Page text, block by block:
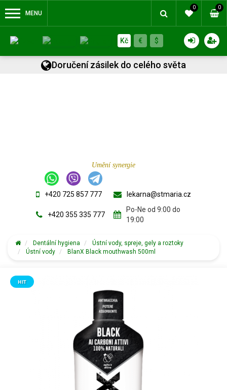
MENU
0 0
Kč € $
Doručení zásilek do celého světa
Umění synergie
+420 725 857 777
+420 355 335 777
lekarna@stmaria.cz
Po-Ne od 9:00 do
19:00
Dentální hygiena
Ústní vody, spreje, gely a roztoky
Ústní vody
BlanX Black mouthwash 500ml
HIT